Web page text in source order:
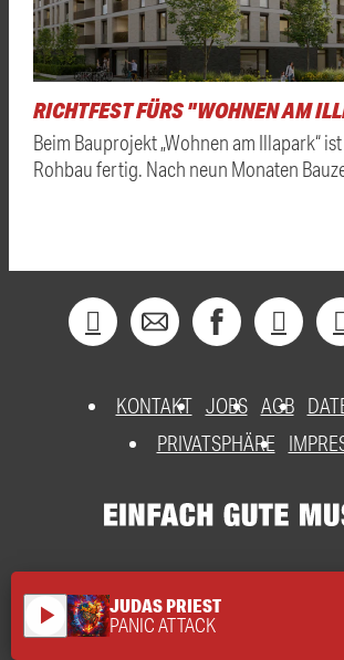
RICHTFEST FÜRS "WOHNEN AM
Beim Bauprojekt „Wohnen am Illapark“
Rohbau fertig. Nach neun Monaten
KONTAKT JOBS AGB
PRIVATSPHÄRE
play_arrow JUDAS PRIEST
PANIC ATTACK